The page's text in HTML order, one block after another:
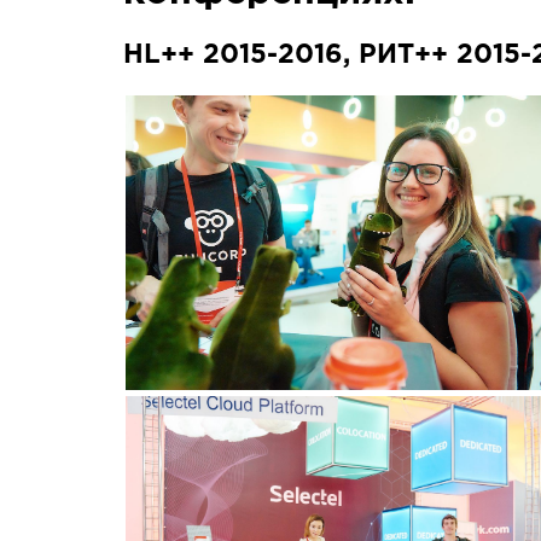
HL++ 2015-2016, РИТ++ 2015-